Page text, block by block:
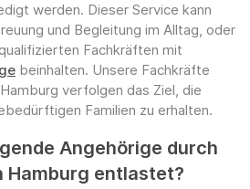
werden. Dieser Service kann
und Begleitung im Alltag, oder
Fachkräften mit
beinhalten. Unsere Fachkräfte
verfolgen das Ziel, die
Familien zu erhalten.
Angehörige durch
Hamburg entlastet?